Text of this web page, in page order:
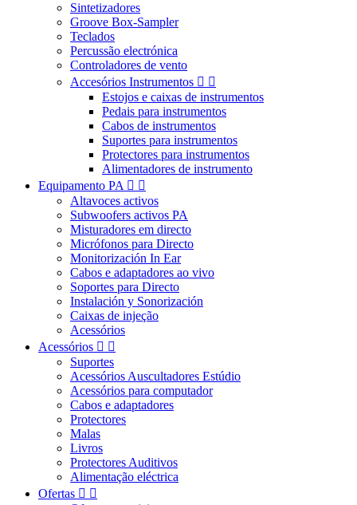
Sintetizadores
Groove Box-Sampler
Teclados
Percussão electrónica
Controladores de vento
Accesórios Instrumentos  
Estojos e caixas de instrumentos
Pedais para instrumentos
Cabos de instrumentos
Suportes para instrumentos
Protectores para instrumentos
Alimentadores de instrumento
Equipamento PA  
Altavoces activos
Subwoofers activos PA
Misturadores em directo
Micrófonos para Directo
Monitorización In Ear
Cabos e adaptadores ao vivo
Soportes para Directo
Instalación y Sonorización
Caixas de injeção
Acessórios
Acessórios  
Suportes
Acessórios Auscultadores Estúdio
Acessórios para computador
Cabos e adaptadores
Protectores
Malas
Livros
Protectores Auditivos
Alimentação eléctrica
Ofertas  